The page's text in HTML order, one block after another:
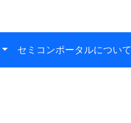
セミコンポータルについて